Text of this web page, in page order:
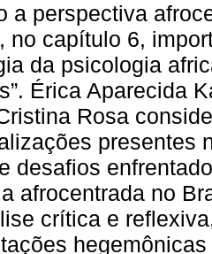
a perspectiva
no capítulo 6,
da psicologia
Érica Aparecida
Rosa
presentes
desafios
afrocentrada no
crítica e